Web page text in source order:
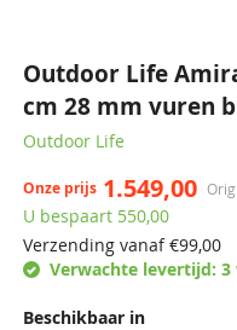
Outdoor Life
cm 28 mm vuren
Outdoor Life
Onze prijs 1.549,00
U bespaart 550,00
Verzending vanaf €99,00
Verwachte levertijd: 3
Beschikbaar in